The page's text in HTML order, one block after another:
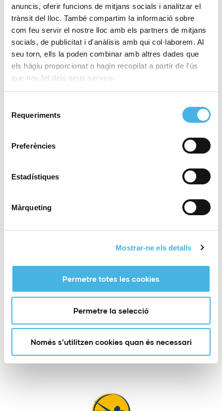
anuncis, oferir funcions de mitjans socials i analitzar el
trànsit del lloc. També compartim la informació sobre
com feu servir el nostre lloc amb els partners de mitjans
socials, de publicitat i d'anàlisis amb qui col·laborem. Al
seu torn, ells la poden combinar amb altres dades que
els hàgiu proporcionat o hagin recopilat a partir de l'ús
que heu fet dels seus serveis.
Requeriments
Preferències
Estadístiques
Màrqueting
Mostrar-ne els detalls
Permetre totes les cookies
Permetre la selecció
Només s’utilitzen cookies quan és necessari
Rem
Taekwondo
Tennis